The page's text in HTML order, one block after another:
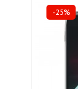
-25%